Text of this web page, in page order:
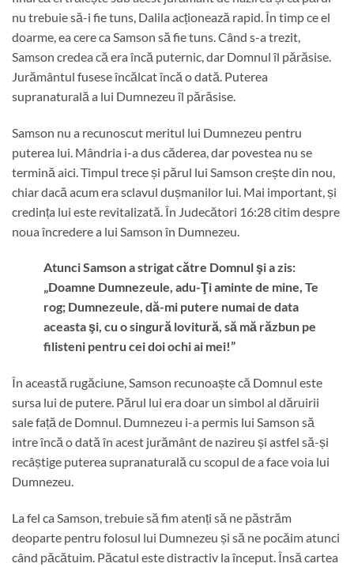
nu trebuie să-i fie tuns, Dalila acționează rapid. În timp ce el
doarme, ea cere ca Samson să fie tuns. Când s-a trezit,
Samson credea că era încă puternic, dar Domnul îl părăsise.
Jurământul fusese încălcat încă o dată. Puterea
supranaturală a lui Dumnezeu îl părăsise.
Samson nu a recunoscut meritul lui Dumnezeu pentru
puterea lui. Mândria i-a dus căderea, dar povestea nu se
termină aici. Timpul trece și părul lui Samson crește din nou,
chiar dacă acum era sclavul dușmanilor lui. Mai important, și
credința lui este revitalizată. În Judecători 16:28 citim despre
noua încredere a lui Samson în Dumnezeu.
Atunci Samson a strigat către Domnul şi a zis:
„Doamne Dumnezeule, adu-Ţi aminte de mine, Te
rog; Dumnezeule, dă-mi putere numai de data
aceasta şi, cu o singură lovitură, să mă răzbun pe
filisteni pentru cei doi ochi ai mei!”
În această rugăciune, Samson recunoaște că Domnul este
sursa lui de putere. Părul lui era doar un simbol al dăruirii
sale față de Domnul. Dumnezeu i-a permis lui Samson să
intre încă o dată în acest jurământ de nazireu și astfel să-și
recâștige puterea supranaturală cu scopul de a face voia lui
Dumnezeu.
La fel ca Samson, trebuie să fim atenți să ne păstrăm
deoparte pentru folosul lui Dumnezeu și să ne pocăim atunci
când păcătuim. Păcatul este distractiv la început. Însă cartea